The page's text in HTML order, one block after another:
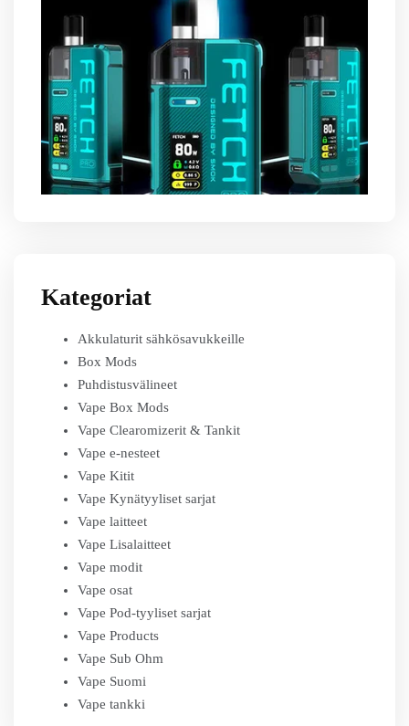
Kategoriat
Akkulaturit sähkösavukkeille
Box Mods
Puhdistusvälineet
Vape Box Mods
Vape Clearomizerit & Tankit
Vape e-nesteet
Vape Kitit
Vape Kynätyyliset sarjat
Vape laitteet
Vape Lisalaitteet
Vape modit
Vape osat
Vape Pod-tyyliset sarjat
Vape Products
Vape Sub Ohm
Vape Suomi
Vape tankki